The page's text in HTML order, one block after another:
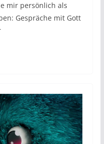
mir persönlich als
Gespräche mit Gott